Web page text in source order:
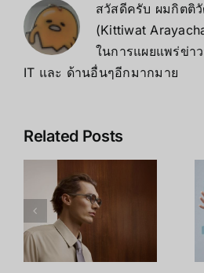
สวัสดีครับ ผมกิตติ
(Kittiwat
ในการแผยแพร่ข่า
IT และ ด้านอื่นๆอีกมากมาย
Related PostsLeap
Controller
2: เมื่อ Hand
Tracking
กลายเป็น
เทคโนโลยีที่